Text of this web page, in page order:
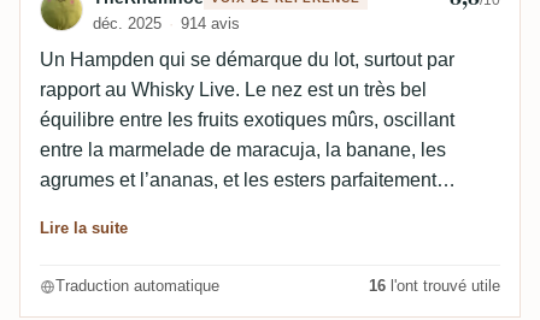
déc. 2025 914 avis
Un Hampden qui se démarque du lot, surtout par
rapport au Whisky Live. Le nez est un très bel
équilibre entre les fruits exotiques mûrs, oscillant
entre la marmelade de maracuja, la banane, les
agrumes et l’ananas, et les esters parfaitement
le boisé fumé se fondent super bien avec le côté
Une très bonne première impression. L’attaque en
Lire la suite
Traduction automatique 16 l'ont trouvé utile